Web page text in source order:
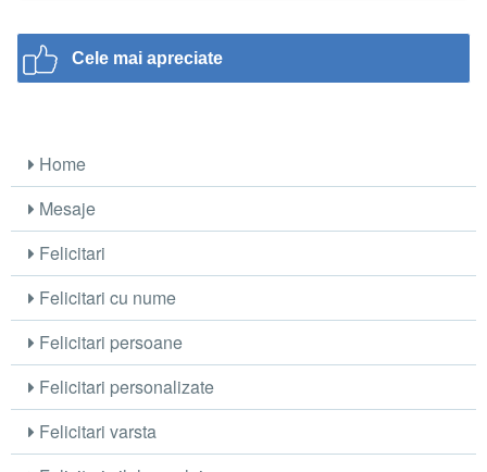
Cele mai apreciate
Home
Mesaje
Felicitari
Felicitari cu nume
Felicitari persoane
Felicitari personalizate
Felicitari varsta